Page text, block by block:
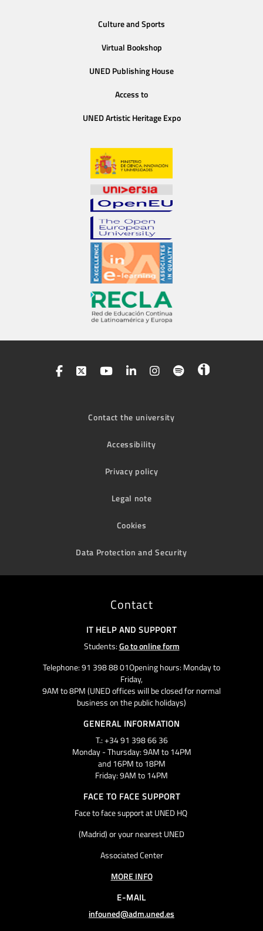
Culture and Sports
Virtual Bookshop
UNED Publishing House
Access to
UNED Artistic Heritage Expo
Contact the university
Accessibility
Privacy policy
Legal note
Cookies
Data Protection and Security
Contact
IT HELP AND SUPPORT
Students:Go to online form
Telephone: 91 398 88 01Opening hours: Monday to
Friday,
9AM to 8PM (UNED offices will be closed for normal
business on the public holidays)
GENERAL INFORMATION
T.: +34 91 398 66 36
Monday - Thursday: 9AM to 14PM
and 16PM to 18PM
Friday: 9AM to 14PM
FACE TO FACE SUPPORT
Face to face support at UNED HQ
(Madrid) or your nearest UNED
Associated Center
MORE INFO
E-MAIL
infouned@adm.uned.es